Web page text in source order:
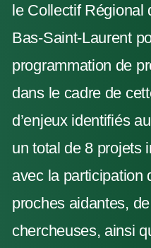
le Collectif Régional
Bas-Saint-Laurent
programmation de
dans le cadre de
d’enjeux identifiés
un total de 8 projets
avec la participation
proches aidantes,
chercheuses, ainsi